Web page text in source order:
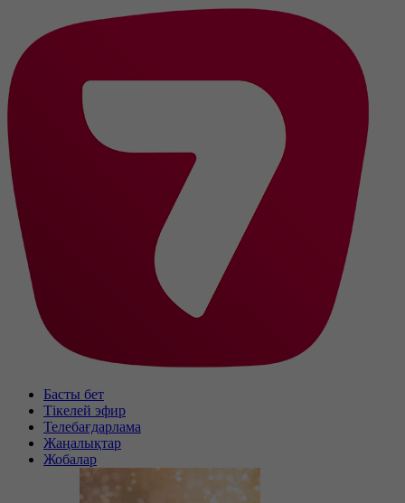
Басты бет
Тікелей эфир
Телебағдарлама
Жаңалықтар
Жобалар